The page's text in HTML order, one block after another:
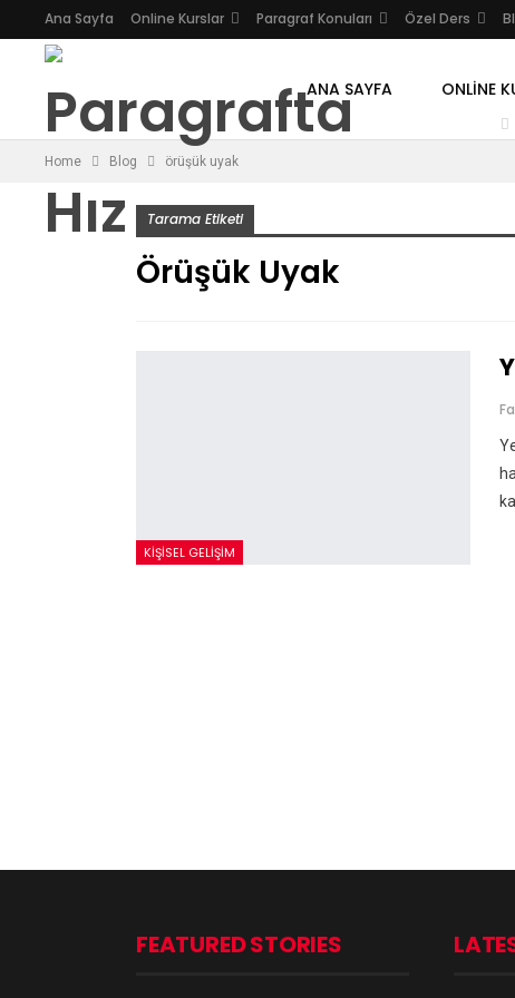
Ana Sayfa Online Kurslar Paragraf Konuları Özel Ders
ANA SAYFA ONLINE
Home Blog örüşük uyak
Tarama Etiketi
Örüşük Uyak
KIŞISEL GELIŞIM
FEATURED STORIES